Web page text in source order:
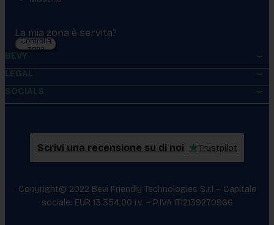
La mia zona è servita?
Controlla
zona
BEVY
LEGAL
SOCIALS
Scrivi una recensione su di noi ★Trustpilot
Copyright© 2022 Bevi Friendly Technologies S.r.l – Capitale
sociale: EUR 13.354,00 i.v. – P.IVA IT12139270966